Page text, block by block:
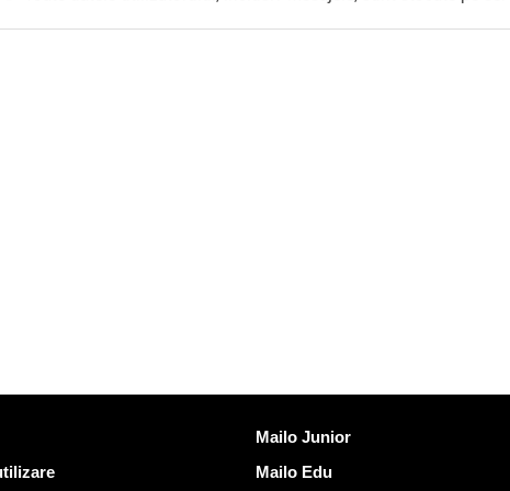
Descoperi Mailo
Mailo Junior
Mailo Edu